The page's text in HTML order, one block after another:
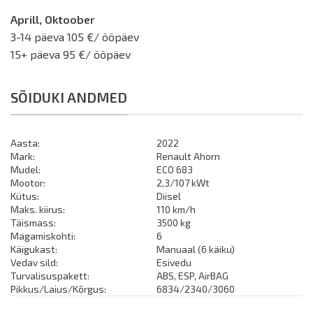
Aprill, Oktoober
3-14 päeva 105 €/ ööpäev
15+ päeva 95 €/ ööpäev
SÕIDUKI ANDMED
Aasta:
Mark:
Mudel:
Mootor:
Kütus:
Maks. kiirus:
Täismass:
Magamiskohti:
Käigukast:
Vedav sild:
Turvalisuspakett:
Pikkus/Laius/Kõrgus:
2022
Renault Ahorn
ECO 683
2,3/107 kWt
Diisel
110 km/h
3500 kg
6
Manuaal (6 käiku)
Esivedu
ABS, ESP, AirBAG
6834/2340/3060